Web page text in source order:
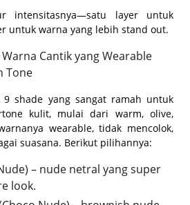
intensitasnya—satu layer untuk
untuk warna yang lebih stand out.
Cantik yang Wearable
Tone
9 shade yang sangat ramah untuk
kulit, mulai dari warm, olive,
wearable, tidak mencolok,
suasana. Berikut pilihannya:
– nude netral yang super
look.